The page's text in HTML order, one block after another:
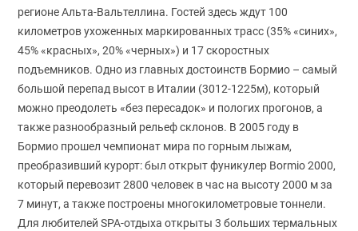
регионе Альта-Вальтеллина. Гостей здесь ждут 100
километров ухоженных маркированных трасс (35% «синих»,
45% «красных», 20% «черных») и 17 скоростных
подъемников. Одно из главных достоинств Бормио – самый
большой перепад высот в Италии (3012-1225м), который
можно преодолеть «без пересадок» и пологих прогонов, а
также разнообразный рельеф склонов. В 2005 году в
Бормио прошел чемпионат мира по горным лыжам,
преобразивший курорт: был открыт фуникулер Bormio 2000,
который перевозит 2800 человек в час на высоту 2000 м за
7 минут, а также построены многокилометровые тоннели.
Для любителей SPA-отдыха открыты 3 больших термальных